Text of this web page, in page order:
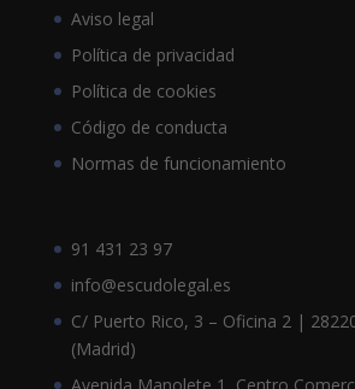
Aviso legal
Política de privacidad
Política de cookies
Código de conducta
Normas de funcionamiento
91 431 23 97
info@escudolegal.es
C/ Puerto Rico, 3 – Oficina 2 |
(Madrid)